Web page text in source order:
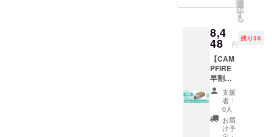
選
択
す
る
8,4
48 円
残り30
【CAM
PFIRE
早割・
60%OF
F】24個
セット
で
￥8,448
支援
者：
0人
お届
け予